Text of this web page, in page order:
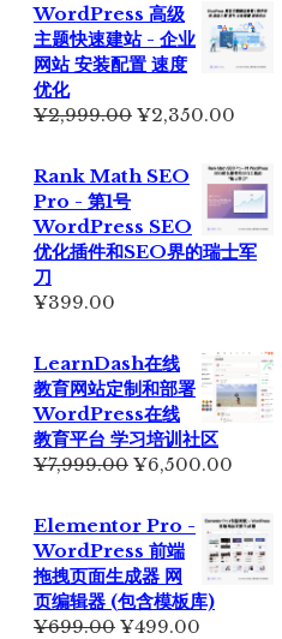
WordPress 高级
主题快速建站 - 企业
网站 安装配置 速度
优化
¥2,999.00 原
¥2,999.00。
¥2,350.00
价
格
为：
Rank Math SEO
Pro - 第1号
WordPress SEO
优化插件和SEO界的瑞士军
刀
¥399.00
LearnDash在线
教育网站定制和部署
WordPress在线
教育平台 学习培训社区
¥7,999.00 原
¥7,999.00。
¥6,500.00
价
格
为：
Elementor Pro -
WordPress 前端
拖拽页面生成器 网
页编辑器 (包含模板库)
¥699.00 原
¥499.00